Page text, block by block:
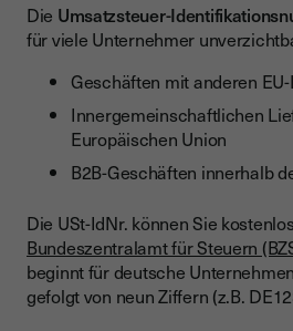
Die Umsatzsteuer-
für viele Unternehmer
Geschäften mit anderen
Innergemeinschaftlichen
Europäischen Union
B2B-Geschäften innerhalb
Die USt-IdNr. können Sie
Bundeszentralamt für Steuern
beginnt für deutsche
gefolgt von neun Ziffern (z.B.